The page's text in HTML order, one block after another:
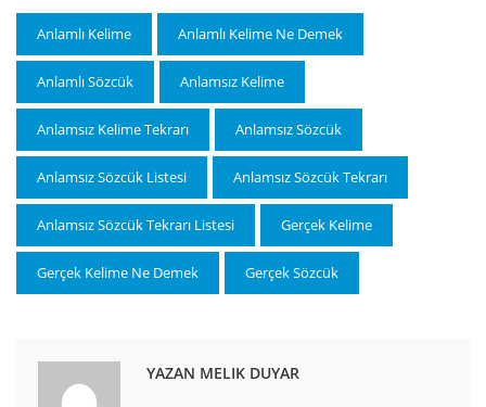
Anlamlı Kelime Anlamlı Kelime Ne Demek
Anlamlı Sözcük Anlamsız Kelime
Anlamsız Kelime Tekrarı Anlamsız Sözcük
Anlamsız Sözcük Listesi Anlamsız Sözcük Tekrarı
Anlamsız Sözcük Tekrarı Listesi Gerçek Kelime
Gerçek Kelime Ne Demek Gerçek Sözcük
YAZAN MELIK DUYAR